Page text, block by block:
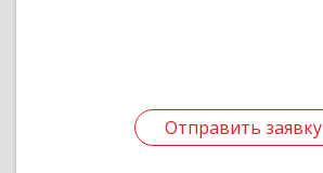
Отправить заявку
Отправить заявку